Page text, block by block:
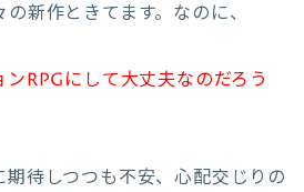
新作ときてます。なのに、
ンRPGにして大丈夫なのだろう
期待しつつも不安、心配交じりの